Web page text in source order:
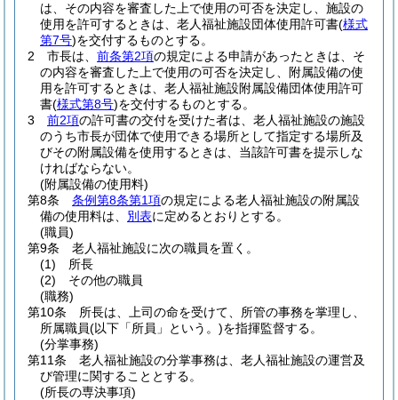
は、その内容を審査した上で使用の可否を決定し、施設の
使用を許可するときは、老人福祉施設団体使用許可書(様式
第7号)を交付するものとする。
2
市長は、 前条第2項の規定による申請があったときは、そ
の内容を審査した上で使用の可否を決定し、附属設備の使
用を許可するときは、老人福祉施設附属設備団体使用許可
書(様式第8号)を交付するものとする。
3
前2項の許可書の交付を受けた者は、老人福祉施設の施設
のうち市長が団体で使用できる場所として指定する場所及
びその附属設備を使用するときは、当該許可書を提示しな
ければならない。
(附属設備の使用料)
第8条
条例第8条第1項の規定による老人福祉施設の附属設
備の使用料は、 別表に定めるとおりとする。
(職員)
第9条
老人福祉施設に次の職員を置く。
(1)
所長
(2)
その他の職員
(職務)
第10条
所長は、上司の命を受けて、所管の事務を掌理し、
所属職員(以下「所員」という。)を指揮監督する。
(分掌事務)
第11条
老人福祉施設の分掌事務は、老人福祉施設の運営及
び管理に関することとする。
(所長の専決事項)